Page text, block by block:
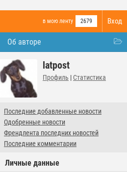
Вход
в мою ленту 2679
Об авторе
latpost
Профиль | Статистика
Последние добавленные новости
Одобренные новости
Френдлента последних новостей
Последние комментарии
Личные данные